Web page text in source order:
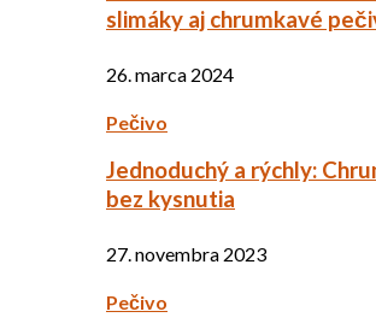
slimáky aj chrumkavé
26. marca 2024
Pečivo
Jednoduchý a rýchly:
bez kysnutia
27. novembra 2023
Pečivo